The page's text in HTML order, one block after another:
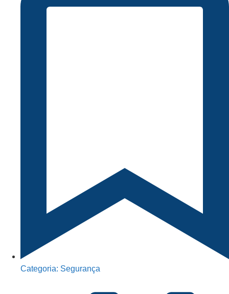
Categoria: Segurança